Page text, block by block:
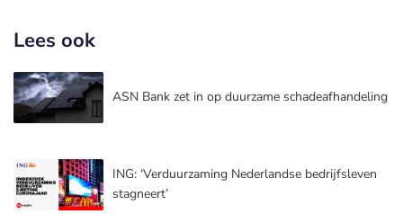
Lees ook
ASN Bank zet in op duurzame schadeafhandeling
ING: ‘Verduurzaming Nederlandse bedrijfsleven
stagneert’